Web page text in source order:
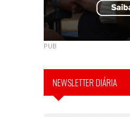
PUB
NEWSLETTER DIÁRIA